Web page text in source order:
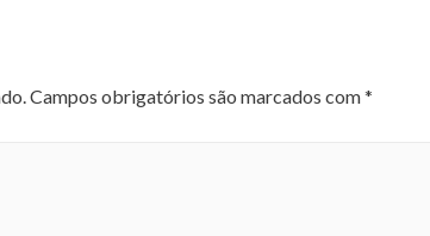
Campos obrigatórios são marcados com*